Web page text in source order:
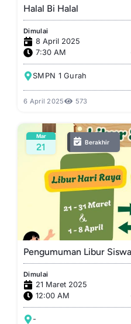
Halal Bi Halal
Dimulai
8 April 2025
7:30 AM
SMPN 1 Gurah
6 April 2025 573
Pengumuman Libur Siswa
Dimulai
21 Maret 2025
12:00 AM
-
Mar
21 Berakhir